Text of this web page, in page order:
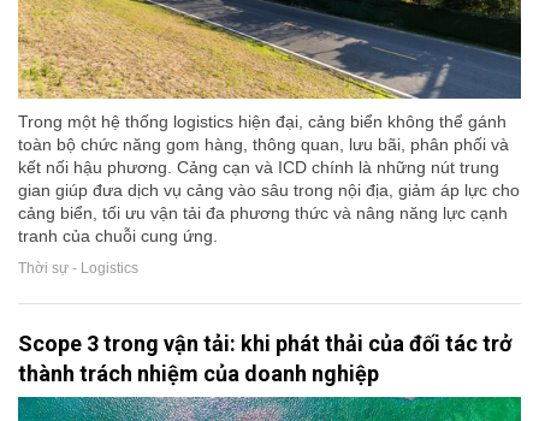
Trong một hệ thống logistics hiện đại, cảng biển không thể gánh
toàn bộ chức năng gom hàng, thông quan, lưu bãi, phân phối và
kết nối hậu phương. Cảng cạn và ICD chính là những nút trung
gian giúp đưa dịch vụ cảng vào sâu trong nội địa, giảm áp lực cho
cảng biển, tối ưu vận tải đa phương thức và nâng năng lực cạnh
tranh của chuỗi cung ứng.
Thời sự - Logistics
Scope 3 trong vận tải: khi phát thải của đối tác trở
thành trách nhiệm của doanh nghiệp